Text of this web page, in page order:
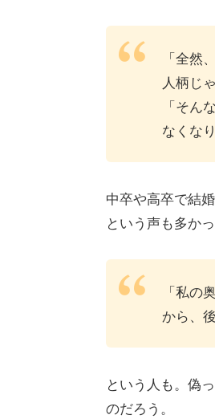
「全然
人柄じ
「そ
なくな
中卒や高卒で結
という声も多か
「私の
から、
という人も。偽
のだろう。